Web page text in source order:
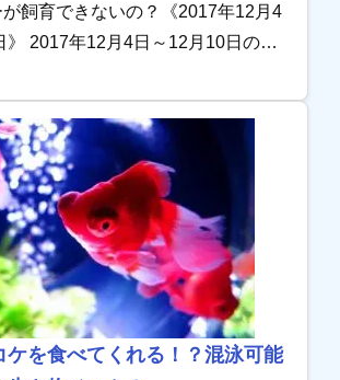
飼育できないの？《2017年12月4
》 2017年12月4日～12月10日のア
魚水槽 […]
ケを食べてくれる！？混泳可能